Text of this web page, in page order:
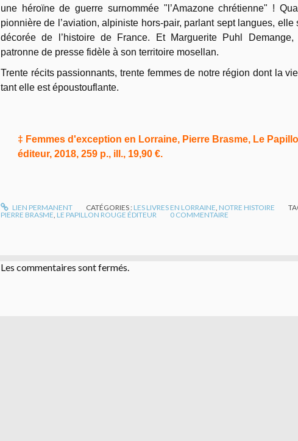
une héroïne de guerre surnommée "l’Amazone chrétienne" !
pionnière de l’aviation, alpiniste hors-pair, parlant sept langues, elle
décorée de l’histoire de France. Et Marguerite Puhl
patronne de presse fidèle à son territoire mosellan.
Trente récits passionnants, trente femmes de notre région dont la
tant elle est époustouflante.
‡ Femmes d'exception en Lorraine, Pierre Brasme, Le
éditeur, 2018, 259 p., ill., 19,90 €.
LIEN PERMANENT CATÉGORIES : LES LIVRES EN LORRAINE NOTRE HISTOIRE
PIERRE BRASME LE PAPILLON ROUGE ÉDITEUR 0 COMMENTAIRE
Les commentaires sont fermés.